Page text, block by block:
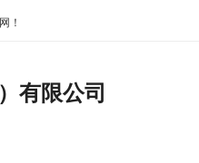
！
有限公司